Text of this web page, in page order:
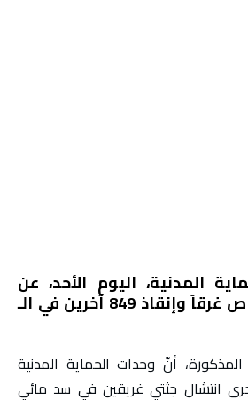
المدنية، اليوم الأحد، عن
مقتل خمسة أشخاص غرقاً وإنقاذ 849 آخرين في الـ
أنّ وحدات الحماية المدنية
وجرى انتشال جثتي غريقين في سد مائي